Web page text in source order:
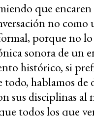
que
no como
porque no
sonora de un
histórico, si
todo, hablamos de
sus disciplinas al
todos los que